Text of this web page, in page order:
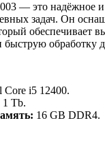
— это надёжное
задач. Он
обеспечивает
быструю обработку
Core i5 12400.
1 Tb.
16 GB DDR4.